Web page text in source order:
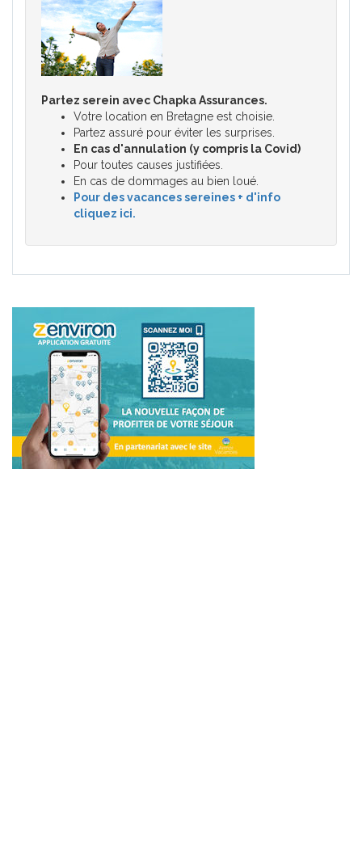
Partez serein avec Chapka Assurances.
Votre location en Bretagne est choisie.
Partez assuré pour éviter les surprises.
En cas d'annulation (y compris la Covid)
Pour toutes causes justifiées.
En cas de dommages au bien loué.
Pour des vacances sereines + d'info
cliquez ici.